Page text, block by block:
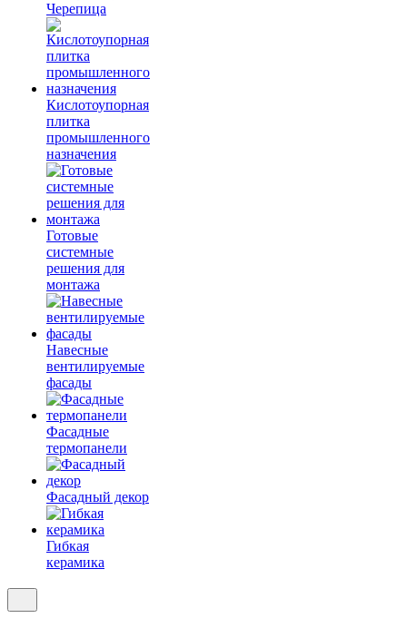
Черепица
Кислотоупорная
плитка
промышленного
назначения
Готовые
системные
решения для
монтажа
Навесные
вентилируемые
фасады
Фасадные
термопанели
Фасадный декор
Гибкая
керамика